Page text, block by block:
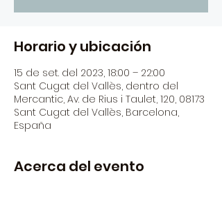
Horario y ubicación
15 de set. del 2023, 18:00 – 22:00
Sant Cugat del Vallès, dentro del
Mercantic, Av. de Rius i Taulet, 120, 08173
Sant Cugat del Vallès, Barcelona,
España
Acerca del evento